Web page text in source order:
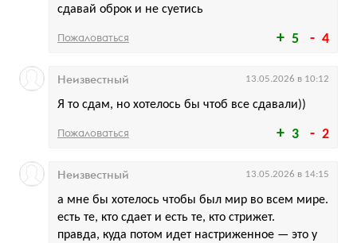
5 4
сдавай оброк и не суетись
Пожаловаться
3 2
Я то сдам, но хотелось бы чтоб все сдавали))
Неизвестный 13.05.2026 в 10:12
Пожаловаться
а мне бы хотелось чтобы был мир во всем мире.
есть те, кто сдает и есть те, кто стрижет.
правда, куда потом идет настриженное — это у
Неизвестный 13.05.2026 в 14:15